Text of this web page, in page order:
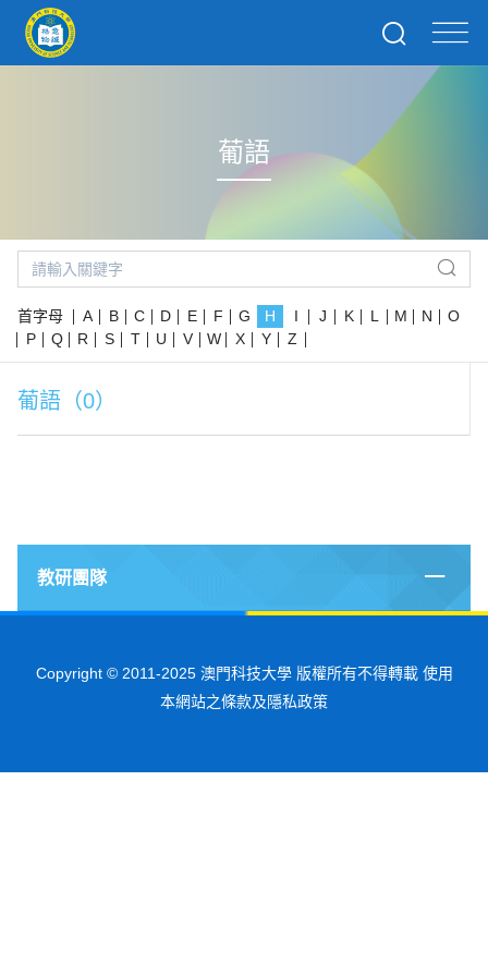
葡語
首字母 A B C D E F G H I J K L M N
O
P
Q R S T U V W X Y Z
葡語（0）
教研團隊
Copyright © 2011-2025 澳門科技大學 版權所有不得轉載 使用
本網站之條款及隱私政策